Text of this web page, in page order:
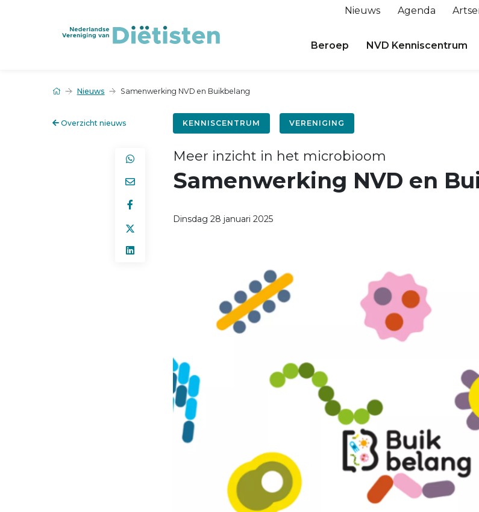
Nieuws Agenda
Beroep NVD Kenniscentrum
Nieuws Samenwerking NVD en Buikbelang
Overzicht nieuws KENNISCENTRUM VERENIGING
Meer inzicht in het microbioom
Samenwerking NVD en
Dinsdag 28 januari 2025